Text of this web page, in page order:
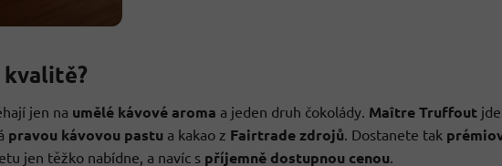
jen na umělé kávové aroma a jeden druh čokolády. Maître Truffout
pravou kávovou pastu a kakao z Fairtrade zdrojů. Dostanete tak
jen těžko nabídne, a navíc s příjemně dostupnou cenou.